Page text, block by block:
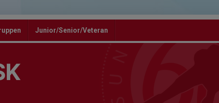
Junior/Senior/Veteran